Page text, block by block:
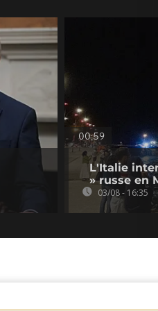
00:59
L'Italie
» russe en
03/08 - 16:35